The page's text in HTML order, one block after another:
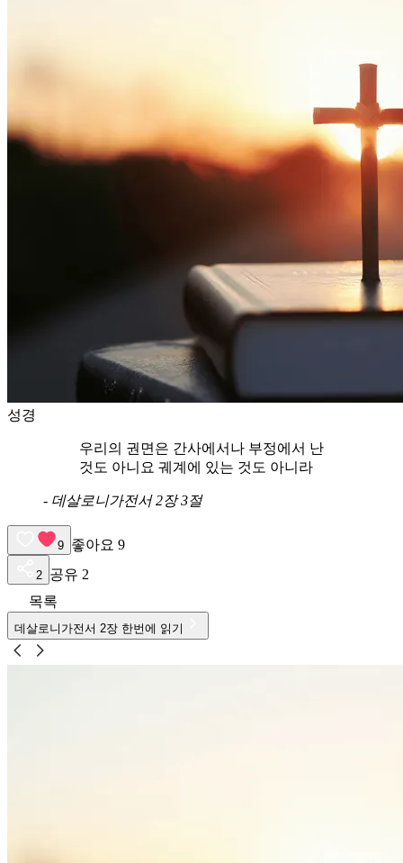
성경
우리의 권면은 간사에서나 부정에서 난
것도 아니요 궤계에 있는 것도 아니라
- 데살로니가전서 2장 3절
9 좋아요 9
2 공유 2
목록
데살로니가전서 2장 한번에 읽기